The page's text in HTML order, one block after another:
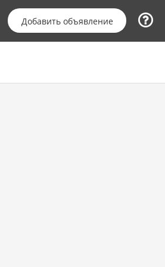
Добавить объявление